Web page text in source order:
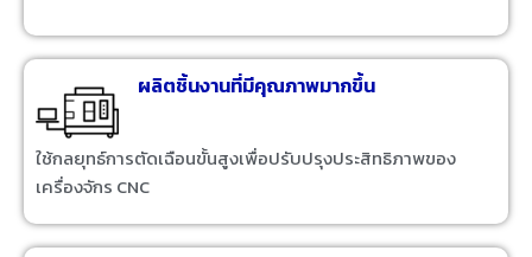
ผลิตชิ้นงานที่มีคุณภาพมากขึ้น
ใช้กลยุทธ์การตัดเฉือนขั้นสูงเพื่อปรับปรุงประสิทธิภาพของ
เครื่องจักร CNC